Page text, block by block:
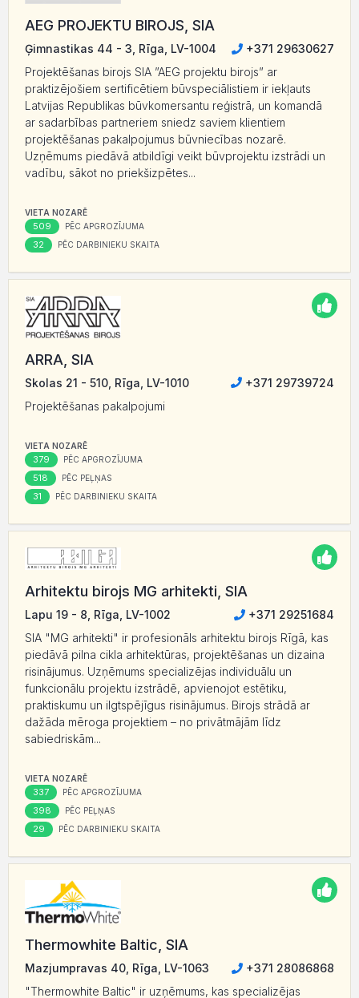
AEG PROJEKTU BIROJS, SIA
Ģimnastikas 44 - 3, Rīga, LV-1004
+371 29630627
Projektēšanas birojs SIA ”AEG projektu birojs” ar
praktizējošiem sertificētiem būvspeciālistiem ir iekļauts
Latvijas Republikas būvkomersantu reģistrā, un komandā
ar sadarbības partneriem sniedz saviem klientiem
projektēšanas pakalpojumus būvniecības nozarē.
Uzņēmums piedāvā atbildīgi veikt būvprojektu izstrādi un
vadību, sākot no priekšizpētes...
VIETA NOZARĒ
509 PĒC APGROZĪJUMA
32 PĒC DARBINIEKU SKAITA
ARRA, SIA
Skolas 21 - 510, Rīga, LV-1010
+371 29739724
Projektēšanas pakalpojumi
VIETA NOZARĒ
379 PĒC APGROZĪJUMA
518 PĒC PEĻŅAS
31 PĒC DARBINIEKU SKAITA
Arhitektu birojs MG arhitekti, SIA
Lapu 19 - 8, Rīga, LV-1002
+371 29251684
SIA "MG arhitekti" ir profesionāls arhitektu birojs Rīgā, kas
piedāvā pilna cikla arhitektūras, projektēšanas un dizaina
risinājumus. Uzņēmums specializējas individuālu un
funkcionālu projektu izstrādē, apvienojot estētiku,
praktiskumu un ilgtspējīgus risinājumus. Birojs strādā ar
dažāda mēroga projektiem – no privātmājām līdz
sabiedriskām...
VIETA NOZARĒ
337 PĒC APGROZĪJUMA
398 PĒC PEĻŅAS
29 PĒC DARBINIEKU SKAITA
Thermowhite Baltic, SIA
Mazjumpravas 40, Rīga, LV-1063
+371 28086868
"Thermowhite Baltic" ir uzņēmums, kas specializējas